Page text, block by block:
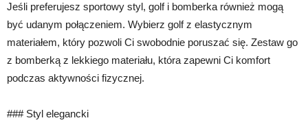
Jeśli preferujesz sportowy styl, golf i bomberka również mogą
być udanym połączeniem. Wybierz golf z elastycznym
materiałem, który pozwoli Ci swobodnie poruszać się. Zestaw go
z bomberką z lekkiego materiału, która zapewni Ci komfort
podczas aktywności fizycznej.
### Styl elegancki